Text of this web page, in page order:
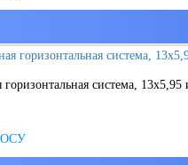
горизонтальная система,